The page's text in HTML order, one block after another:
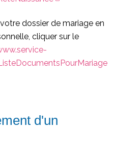
dossier de mariage en
cliquer sur le
d'un